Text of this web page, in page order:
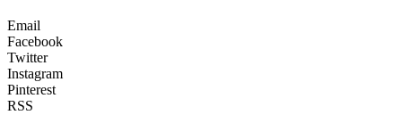
Email
Facebook
Twitter
Instagram
Pinterest
RSS